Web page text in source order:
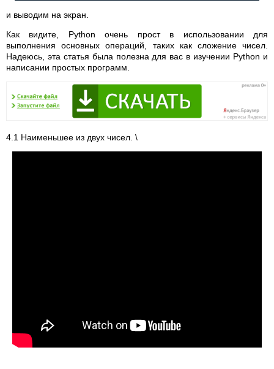
и выводим на экран.
Как видите, Python очень прост в использовании для
выполнения основных операций, таких как сложение чисел.
Надеюсь, эта статья была полезна для вас в изучении Python и
написании простых программ.
4.1 Наименьшее из двух чисел. \